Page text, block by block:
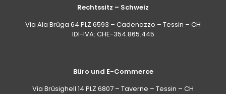
Rechtssitz – Schweiz
Via Ala Brüga 64 PLZ 6593 – Cadenazzo – Tessin – CH
IDI-IVA: CHE-354.865.445
Büro und E-Commerce
Via Brüsighell 14 PLZ 6807 – Taverne – Tessin – CH